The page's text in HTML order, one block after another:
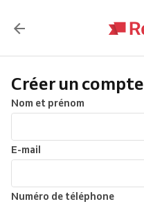
Créer un compte
Nom et prénom
E-mail
Numéro de téléphone